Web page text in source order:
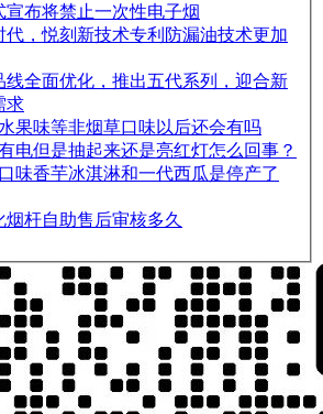
宣布将禁止一次性电子烟
代，悦刻新技术专利防漏油技术更加
线全面优化，推出五代系列，迎合新
求
果味等非烟草口味以后还会有吗
电但是抽起来还是亮红灯怎么回事？
味香芋冰淇淋和一代西瓜是停产了
烟杆自助售后审核多久